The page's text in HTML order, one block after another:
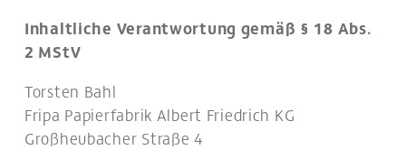
Inhaltliche Verantwortung gemäß § 18 Abs.
2 MStV
Torsten Bahl
Fripa Papierfabrik Albert Friedrich KG
Großheubacher Straße 4